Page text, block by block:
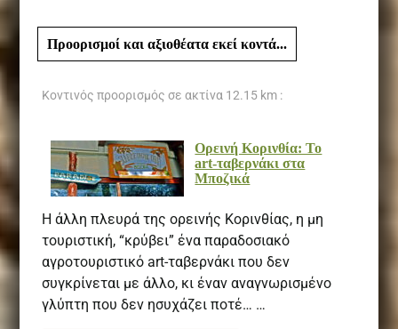
Προορισμοί και αξιοθέατα εκεί κοντά...
Κοντινός προορισμός σε ακτίνα 12.15 km :
Ορεινή Κορινθία: Το
art-ταβερνάκι στα
Μποζικά
Η άλλη πλευρά της ορεινής Κορινθίας, η μη
τουριστική, “κρύβει” ένα παραδοσιακό
αγροτουριστικό art-ταβερνάκι που δεν
συγκρίνεται με άλλο, κι έναν αναγνωρισμένο
γλύπτη που δεν ησυχάζει ποτέ… …